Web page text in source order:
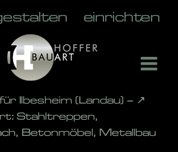
Ilbesheim (Landau) – ↗️
Stahltreppen,
Betonmöbel, Metallbau